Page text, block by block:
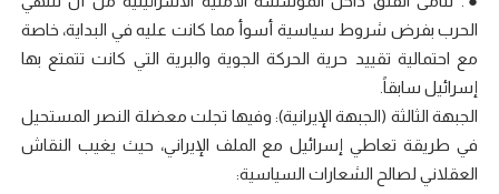
الحرب بفرض شروط سياسية أسوأ مما كانت عليه في البداية، خاصة
مع احتمالية تقييد حرية الحركة الجوية والبرية التي كانت تتمتع بها
إسرائيل سابقاً.
الجبهة الثالثة (الجبهة الإيرانية): وفيها تجلت معضلة النصر المستحيل
في طريقة تعاطي إسرائيل مع الملف الإيراني، حيث يغيب النقاش
العقلاني لصالح الشعارات السياسية: